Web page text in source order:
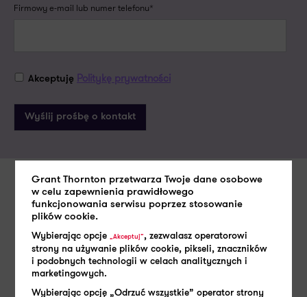
Firmowy e-mail lub numer telefonu*
Akceptuję Politykę prywatności
Zobacz także
Grant Thornton przetwarza Twoje dane osobowe
w celu zapewnienia prawidłowego
funkcjonowania serwisu poprzez stosowanie
plików cookie.
Wybierając opcje„Akceptuj”, zezwalasz operatorowi
strony na używanie plików cookie, pikseli, znaczników
i podobnych technologii w celach analitycznych i
marketingowych.
Wybierając opcję „Odrzuć wszystkie” operator strony